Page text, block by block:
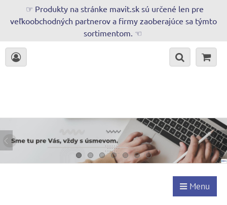
☞ Produkty na stránke mavit.sk sú určené len pre
veľkoobchodných partnerov a firmy zaoberajúce sa týmto
sortimentom. ☜
Menu